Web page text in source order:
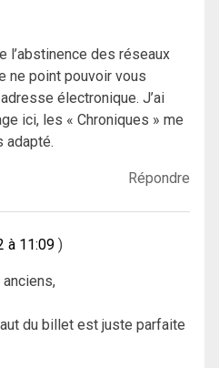
l’abstinence des réseaux
ne point pouvoir vous
électronique. J’ai
ici, les « Chroniques » me
adapté.
Répondre
à 11:09
du billet est juste parfaite